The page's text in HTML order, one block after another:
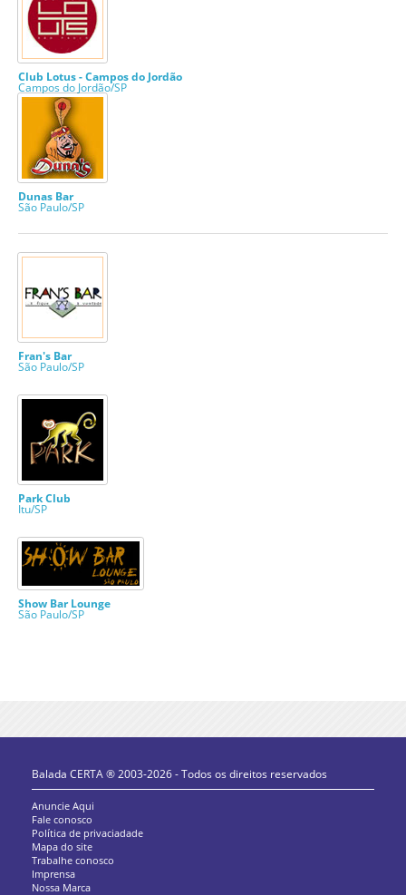
Club Lotus - Campos do Jordão
Campos do Jordão/SP
Dunas Bar
São Paulo/SP
Fran's Bar
São Paulo/SP
Park Club
Itu/SP
Show Bar Lounge
São Paulo/SP
Balada CERTA ® 2003-2026 - Todos os direitos reservados
Anuncie Aqui
Fale conosco
Política de privaciadade
Mapa do site
Trabalhe conosco
Imprensa
Nossa Marca